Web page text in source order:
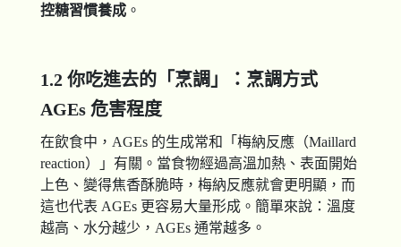
控糖習慣養成 。
1.2 你吃進去的「烹調」：烹調方式
AGEs 危害程度
在飲食中，AGEs 的生成常和「梅納反應（Maillard
reaction）」有關。當食物經過高溫加熱、表面開始
上色、變得焦香酥脆時，梅納反應就會更明顯，而
這也代表 AGEs 更容易大量形成。簡單來說：溫度
越高、水分越少，AGEs 通常越多。